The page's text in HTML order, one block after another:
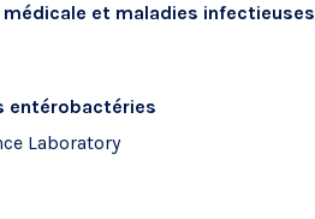
et maladies infectieuses
entérobactéries
Laboratory